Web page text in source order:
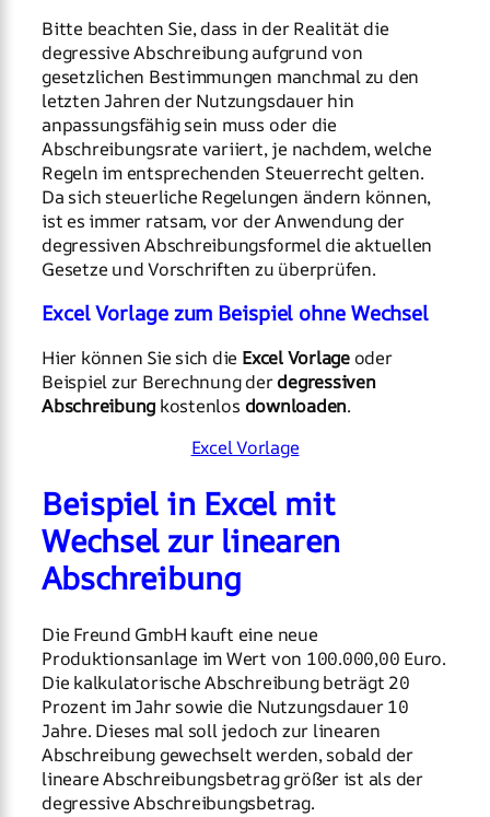
Bitte beachten Sie, dass in der Realität die
degressive Abschreibung aufgrund von
gesetzlichen Bestimmungen manchmal zu den
letzten Jahren der Nutzungsdauer hin
anpassungsfähig sein muss oder die
Abschreibungsrate variiert, je nachdem, welche
Regeln im entsprechenden Steuerrecht gelten.
Da sich steuerliche Regelungen ändern können,
ist es immer ratsam, vor der Anwendung der
degressiven Abschreibungsformel die aktuellen
Gesetze und Vorschriften zu überprüfen.
Excel Vorlage zum Beispiel ohne Wechsel
Hier können Sie sich die Excel Vorlageoder
Beispiel zur Berechnung derdegressiven
Abschreibung kostenlos downloaden.
Excel Vorlage
Beispiel in Excel mit
Wechsel zur linearen
Abschreibung
Die Freund GmbH kauft eine neue
Produktionsanlage im Wert von 100.000,00 Euro.
Die kalkulatorische Abschreibung beträgt 20
Prozent im Jahr sowie die Nutzungsdauer 10
Jahre. Dieses mal soll jedoch zur linearen
Abschreibung gewechselt werden, sobald der
lineare Abschreibungsbetrag größer ist als der
degressive Abschreibungsbetrag.